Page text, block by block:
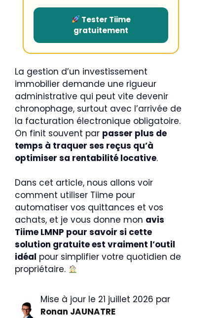
Tester Tiime
gratuitement
La gestion d’un investissement
immobilier demande une rigueur
administrative qui peut vite devenir
chronophage, surtout avec l’arrivée de
la facturation électronique obligatoire.
On finit souvent par passer plus de
temps à traquer ses reçus qu’à
optimiser sa rentabilité locative.
Dans cet article, nous allons voir
comment utiliser Tiime pour
automatiser vos quittances et vos
achats, et je vous donne mon avis
Tiime LMNP pour savoir si cette
solution gratuite est vraiment l’outil
idéal pour simplifier votre quotidien de
propriétaire.
Mise à jour le 21 juillet 2026 par
Ronan JAUNATRE